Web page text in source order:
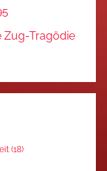
Zug-Tragödie
(18)